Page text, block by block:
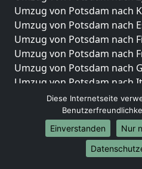
Umzug von Potsdam nach
Umzug von Potsdam nach
Umzug von Potsdam nach
Umzug von Potsdam nach
Umzug von Potsdam nach
Umzug von Potsdam nach
Umzug von Potsdam nach
Umzug von Potsdam nach
Umzug von Potsdam nach
Umzug von Potsdam nach
Umzüge-
Diese Internetseite
Einverstanden
Nur